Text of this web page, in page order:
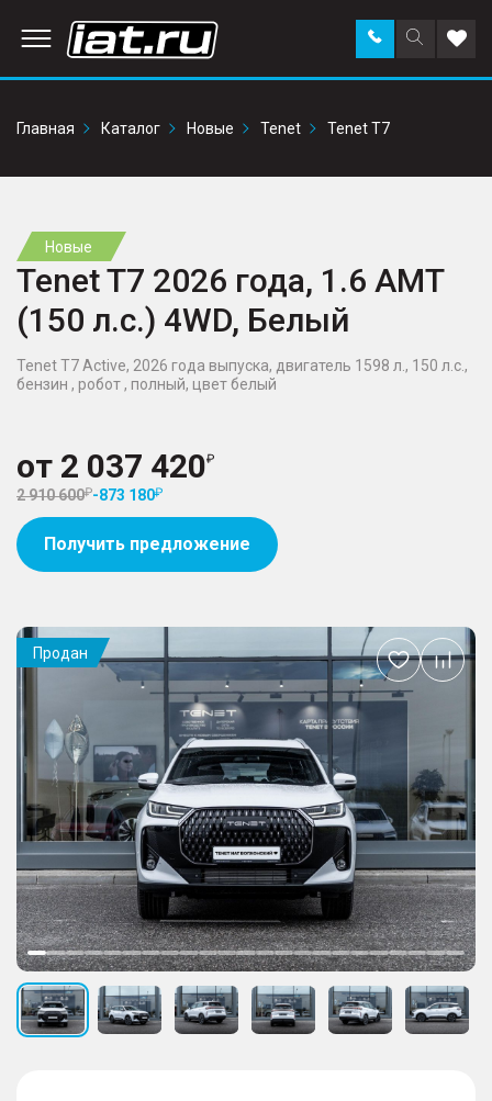
Поиск
по
Заказать
звонок в
Главная
Каталог Новые Tenet Tenet T7
Новые
Tenet T7 2026 года, 1.6 AMT
(150 л.с.) 4WD, Белый
Tenet T7 Active, 2026 года выпуска, двигатель 1598 л., 150 л.с.,
бензин , робот , полный, цвет белый
от 2 037 420
2 910 600 -873 180
Получить предложение
Продан
Добавить
в
избранное